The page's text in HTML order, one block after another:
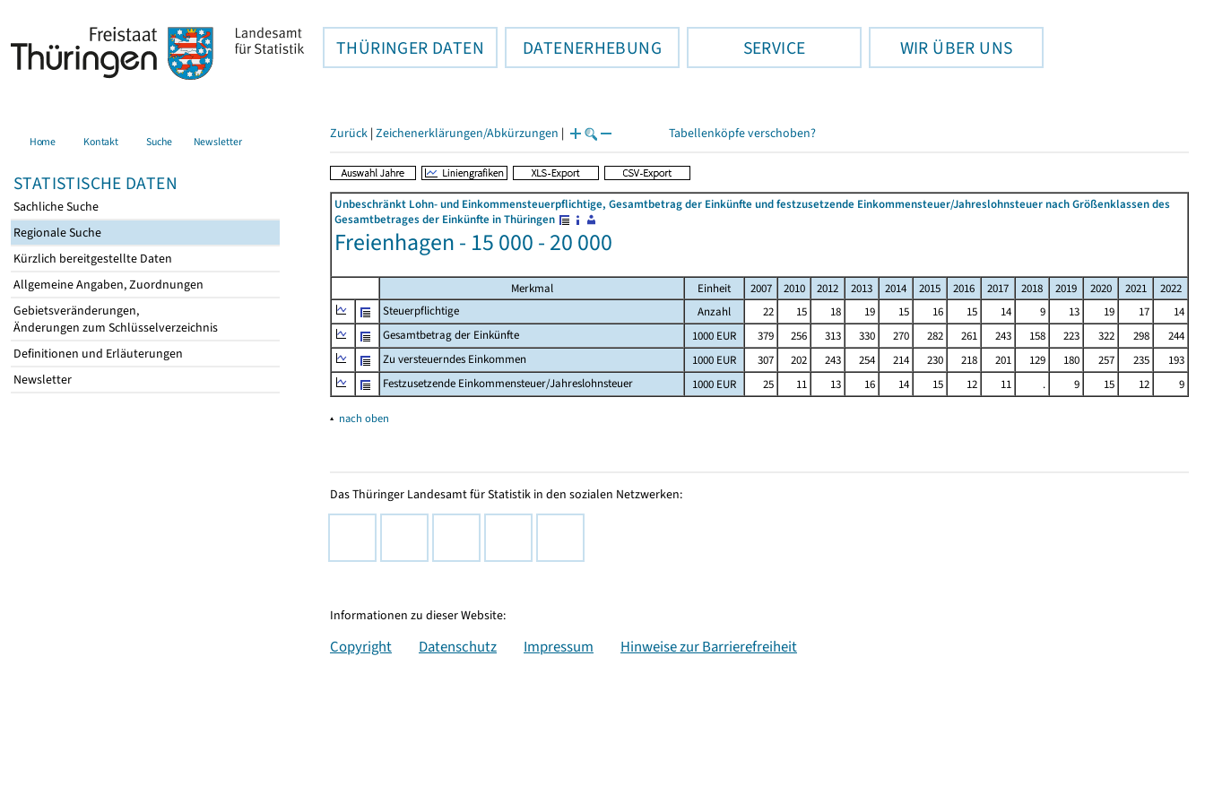
THÜRINGER DATEN DATENERHEBUNG SERVICE WIR ÜBER UNS
Home Kontakt Suche Newsletter
STATISTISCHE DATEN
Sachliche Suche
Regionale Suche
Kürzlich bereitgestellte Daten
Allgemeine Angaben, Zuordnungen
Gebietsveränderungen,
Änderungen zum Schlüsselverzeichnis
Definitionen und Erläuterungen
Newsletter
Zurück | Zeichenerklärungen/Abkürzungen | Tabellenköpfe verschoben?
Unbeschränkt Lohn- und Einkommensteuerpflichtige, Gesamtbetrag der Einkünfte und festzusetzende Einkommensteuer/Jahreslohnsteuer nach Größenklassen des
Gesamtbetrages der Einkünfte in Thüringen
Freienhagen - 15 000 - 20 000
Merkmal Einheit 2007 2010 2012 2013 2014 2015 2016 2017 2018 2019 2020 2021
2022
Steuerpflichtige
Anzahl 22 15 18 19 15 16 15 14 9 13 19 17
14
Gesamtbetrag der Einkünfte
1000 EUR 379 256 313 330 270 282 261 243 158 223 322 298
244
Zu versteuerndes Einkommen
1000 EUR 307 202 243 254 214 230 218 201 129 180 257 235
193
Festzusetzende Einkommensteuer/Jahreslohnsteuer
1000 EUR 25 11 13 16 14 15 12 11 . 9 15 12 9
▴ nach oben
Das Thüringer Landesamt für Statistik in den sozialen Netzwerken:
Informationen zu dieser Website:
Copyright Datenschutz Impressum Hinweise zur Barrierefreiheit